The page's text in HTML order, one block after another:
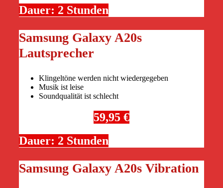
Dauer: 2 Stunden
Samsung Galaxy A20s
Lautsprecher
Klingeltöne werden nicht wiedergegeben
Musik ist leise
Soundqualität ist schlecht
59,95 €
Dauer: 2 Stunden
Samsung Galaxy A20s Vibration